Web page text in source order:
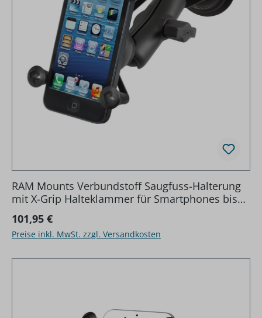
RAM Mounts Verbundstoff Saugfuss-Halterung
mit X-Grip Halteklammer für Smartphones bis
82,6 mm Breite - B-Kugel (1 Zoll), mittlerer
Verbindungsarm (ca
Regulärer Preis:
101,95 €
Preise inkl. MwSt. zzgl. Versandkosten